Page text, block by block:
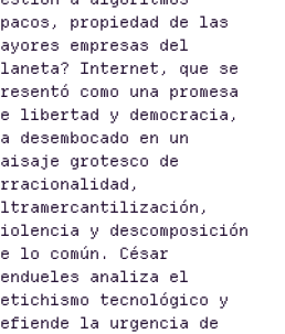
propiedad de las
empresas del
Internet, que se
como una promesa
libertad y democracia,
desembocado en un
grotesco de
y descomposición
lo común. César
analiza el
tecnológico y
la urgencia de